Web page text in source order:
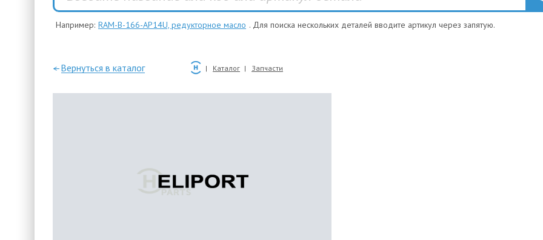
Например: RAM-B-166-AP14U, редукторное масло . Для поиска нескольких деталей вводите артикул через запятую.
—Вернуться в каталог Каталог Запчасти